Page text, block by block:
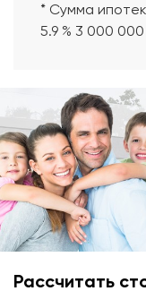
* Сумма
5.9 % 3 000 000
Рассчитать